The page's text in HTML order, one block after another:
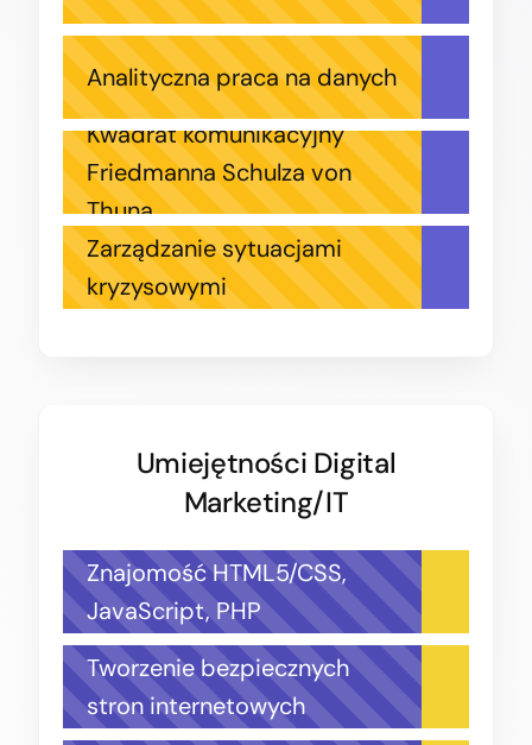
Analityczna praca na danych
Kwadrat komunikacyjny
Friedmanna Schulza von
Thuna
Zarządzanie sytuacjami
kryzysowymi
Umiejętności Digital
Marketing/IT
Znajomość HTML5/CSS,
JavaScript, PHP
Tworzenie bezpiecznych
stron internetowych